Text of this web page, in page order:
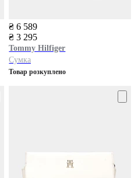
₴ 6 589
₴ 3 295
Tommy Hilfiger
Сумка
Товар розкуплено